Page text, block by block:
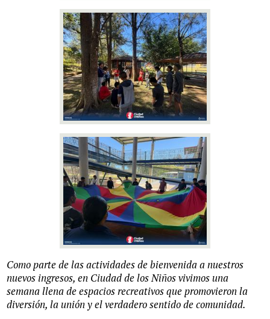
Como parte de las actividades de bienvenida a nuestros
nuevos ingresos, en Ciudad de los Niños vivimos una
semana llena de espacios recreativos que promovieron la
diversión, la unión y el verdadero sentido de comunidad.